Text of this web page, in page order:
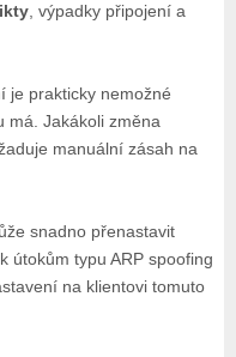
, výpadky připojení a
je prakticky nemožné
má. Jakákoli změna
manuální zásah na
snadno přenastavit
útokům typu ARP spoofing
na klientovi tomuto